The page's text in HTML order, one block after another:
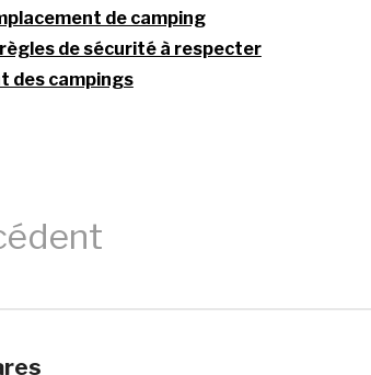
de camping
règles de sécurité à respecter
des campings